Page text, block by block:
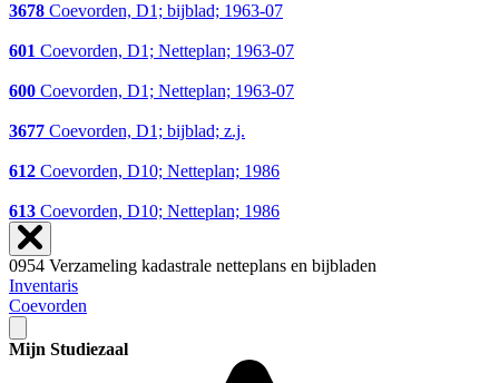
3678 Coevorden, D1; bijblad; 1963-07
601 Coevorden, D1; Netteplan; 1963-07
600 Coevorden, D1; Netteplan; 1963-07
3677 Coevorden, D1; bijblad; z.j.
612 Coevorden, D10; Netteplan; 1986
613 Coevorden, D10; Netteplan; 1986
0954 Verzameling kadastrale netteplans en bijbladen
Inventaris
Coevorden
Mijn Studiezaal